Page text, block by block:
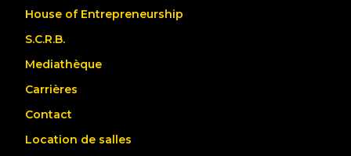
House of Entrepreneurship
S.C.R.B.
Mediathèque
Carrières
Contact
Location de salles